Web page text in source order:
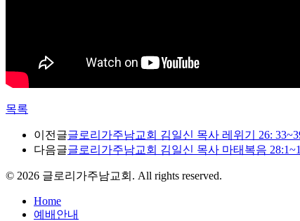
목록
이전글글로리가주남교회 김일신 목사 레위기 26:
다음글글로리가주남교회 김일신 목사 마태복음
© 2026 글로리가주남교회. All rights reserved.
Home
예배안내